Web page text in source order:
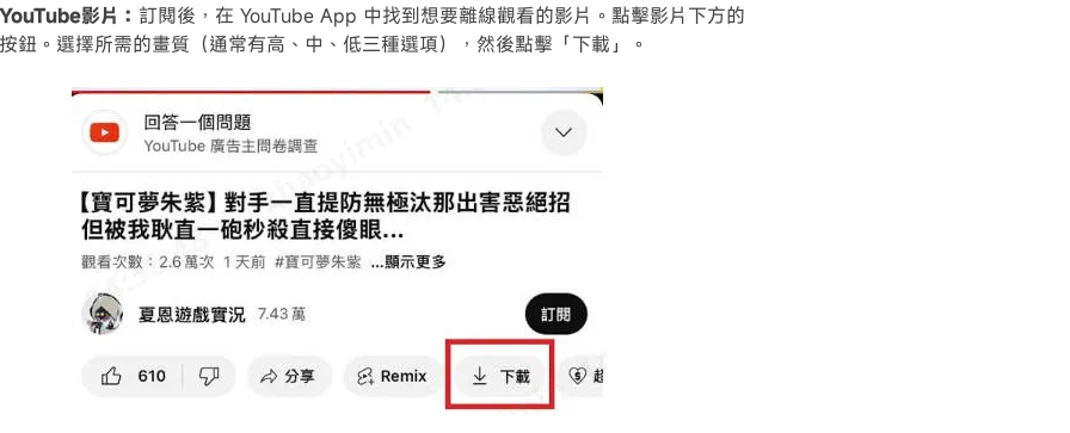
影片： 訂閱後，在 YouTube App 中找到想要離線觀看的影片。點擊影片下方的
按鈕。選擇所需的畫質（通常有高、中、低三種選項），然後點擊「下載」。